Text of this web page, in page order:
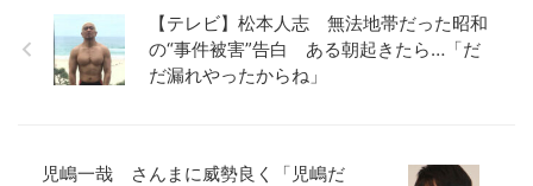
【テレビ】松本人志 無法地帯だった昭和
の“事件被害”告白 ある朝起きたら…「だ
だ漏れやったからね」
児嶋一哉 さんまに威勢良く「児嶋だ